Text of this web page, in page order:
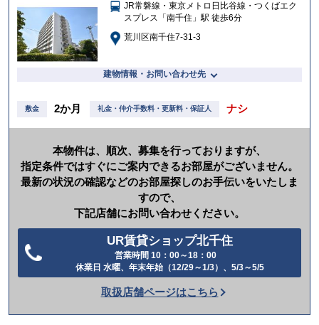
入
り
JR常磐線・東京メトロ日比谷線・つくばエク
スプレス「南千住」駅 徒歩6分
荒川区南千住7-31-3
建物情報・お問い合わせ先
敷金 2か月 礼金・仲介手数料・更新料・保証人 ナシ
本物件は、順次、募集を行っておりますが、
指定条件ではすぐにご案内できるお部屋がございません。
最新の状況の確認などのお部屋探しのお手伝いをいたしま
すので、
下記店舗にお問い合わせください。
UR賃貸ショップ北千住
営業時間 10：00～18：00
休業日 水曜、年末年始（12/29～1/3）、5/3～5/5
話
か
取扱店舗ページはこちら